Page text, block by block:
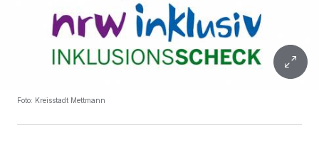
Foto: Kreisstadt Mettmann